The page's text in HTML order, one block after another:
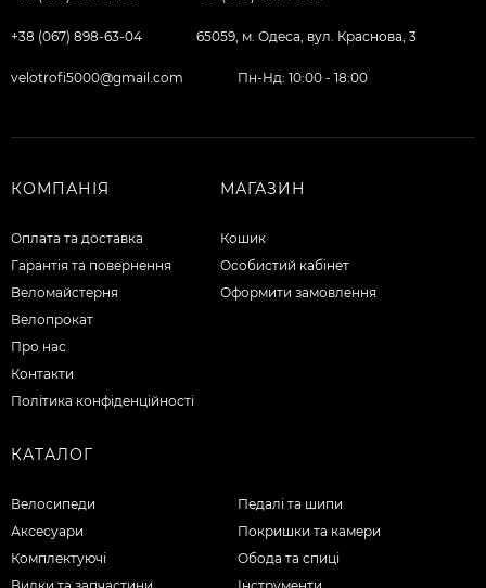
+38 (067) 898-63-04 65059, м. Одеса, вул. Краснова, 3
velotrofi5000@gmail.com Пн-Нд: 10:00 - 18:00
КОМПАНІЯ
Оплата та доставка
Гарантія та повернення
Веломайстерня
Велопрокат
Про нас
Контакти
Політика конфіденційності
МАГАЗИН
Кошик
Особистий кабінет
Оформити замовлення
КАТАЛОГ
Велосипеди
Аксесуари
Комплектуючі
Педалі та шипи
Покришки та камери
Обода та спиці